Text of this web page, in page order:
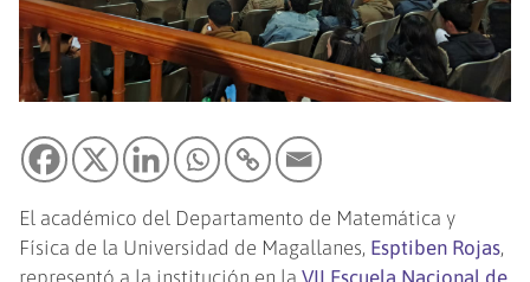
El académico del Departamento de Matemática y
Física de la Universidad de Magallanes, Esptiben Rojas,
representó a la institución en laVII Escuela Nacional de